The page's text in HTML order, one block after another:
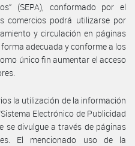
(SEPA), conformado por el
comercios podrá utilizarse por
y circulación en páginas
adecuada y conforme a los
único fin aumentar el acceso
la utilización de la información
Electrónico de Publicidad
se divulgue a través de páginas
El mencionado uso de la